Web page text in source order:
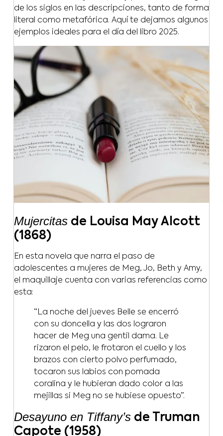
de los siglos en las descripciones, tanto de forma
literal como metafórica. Aquí te dejamos algunos
ejemplos ideales para el día del libro 2025.
Mujercitasde Louisa May Alcott
(1868)
En esta novela que narra el paso de
adolescentes a mujeres de Meg, Jo, Beth y Amy,
el maquillaje cuenta con varias referencias como
esta:
“La noche del jueves Belle se encerró
con su doncella y las dos lograron
hacer de Meg una gentil dama. Le
rizaron el pelo, le frotaron el cuello y los
brazos con cierto polvo perfumado,
tocaron sus labios con pomada
coralina y le hubieran dado color a las
mejillas si Meg no se hubiese opuesto”.
Desayuno en Tiffany’sde Truman
Capote (1958)